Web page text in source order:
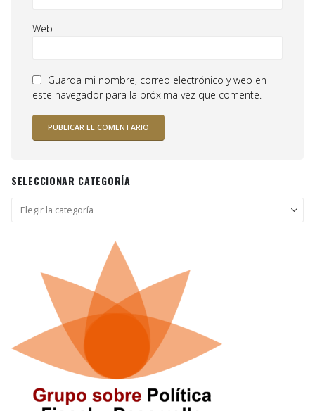
Web
Guarda mi nombre, correo electrónico y web en
este navegador para la próxima vez que comente.
SELECCIONAR CATEGORÍA
Seleccionar
categoría